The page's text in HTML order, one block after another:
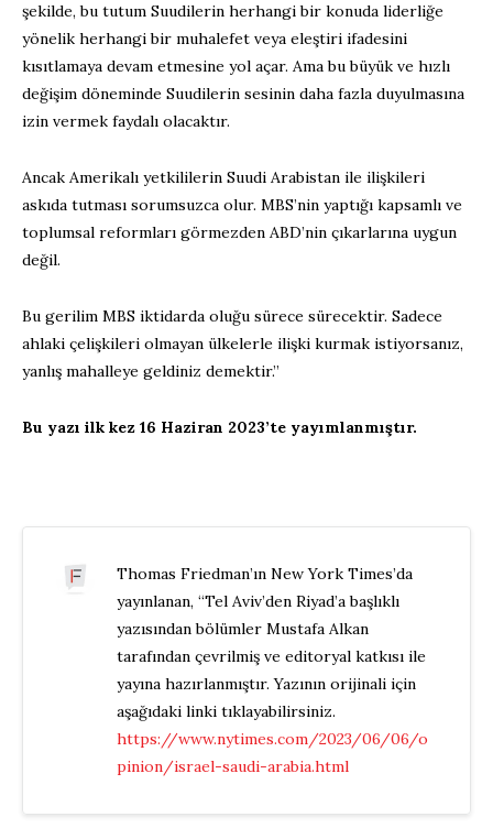
şekilde, bu tutum Suudilerin herhangi bir konuda liderliğe
yönelik herhangi bir muhalefet veya eleştiri ifadesini
kısıtlamaya devam etmesine yol açar. Ama bu büyük ve hızlı
değişim döneminde Suudilerin sesinin daha fazla duyulmasına
izin vermek faydalı olacaktır.
Ancak Amerikalı yetkililerin Suudi Arabistan ile ilişkileri
askıda tutması sorumsuzca olur. MBS’nin yaptığı kapsamlı ve
toplumsal reformları görmezden ABD’nin çıkarlarına uygun
değil.
Bu gerilim MBS iktidarda oluğu sürece sürecektir. Sadece
ahlaki çelişkileri olmayan ülkelerle ilişki kurmak istiyorsanız,
yanlış mahalleye geldiniz demektir.”
Bu yazı ilk kez 16 Haziran 2023’te yayımlanmıştır.
Thomas Friedman’ın New York Times’da
yayınlanan, “Tel Aviv’den Riyad’a başlıklı
yazısından bölümler Mustafa Alkan
tarafından çevrilmiş ve editoryal katkısı ile
yayına hazırlanmıştır. Yazının orijinali için
aşağıdaki linki tıklayabilirsiniz.
https://www.nytimes.com/2023/06/06/o
pinion/israel-saudi-arabia.html